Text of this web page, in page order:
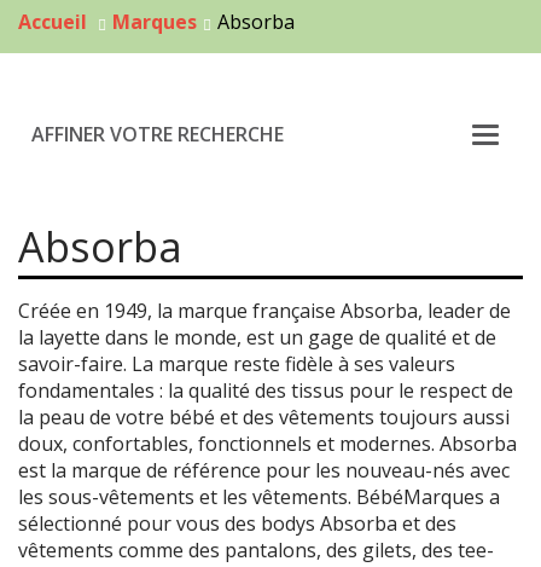
Accueil Marques Absorba
AFFINER VOTRE RECHERCHE
Absorba
Créée en 1949, la marque française Absorba, leader de
la layette dans le monde, est un gage de qualité et de
savoir-faire. La marque reste fidèle à ses valeurs
fondamentales : la qualité des tissus pour le respect de
la peau de votre bébé et des vêtements toujours aussi
doux, confortables, fonctionnels et modernes. Absorba
est la marque de référence pour les nouveau-nés avec
les sous-vêtements et les vêtements. BébéMarques a
sélectionné pour vous des bodys Absorba et des
vêtements comme des pantalons, des gilets, des tee-